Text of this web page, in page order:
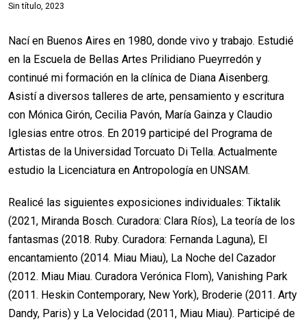
Sin título, 2023
Nací en Buenos Aires en 1980, donde vivo y trabajo. Estudié
en la Escuela de Bellas Artes Prilidiano Pueyrredón y
continué mi formación en la clínica de Diana Aisenberg.
Asistí a diversos talleres de arte, pensamiento y escritura
con Mónica Girón, Cecilia Pavón, María Gainza y Claudio
Iglesias entre otros. En 2019 participé del Programa de
Artistas de la Universidad Torcuato Di Tella. Actualmente
estudio la Licenciatura en Antropología en UNSAM.
Realicé las siguientes exposiciones individuales: Tiktalik
(2021, Miranda Bosch. Curadora: Clara Ríos), La teoría de los
fantasmas (2018. Ruby. Curadora: Fernanda Laguna), El
encantamiento (2014. Miau Miau), La Noche del Cazador
(2012. Miau Miau. Curadora Verónica Flom), Vanishing Park
(2011. Heskin Contemporary, New York), Broderie (2011. Arty
Dandy, Paris) y La Velocidad (2011, Miau Miau). Participé de